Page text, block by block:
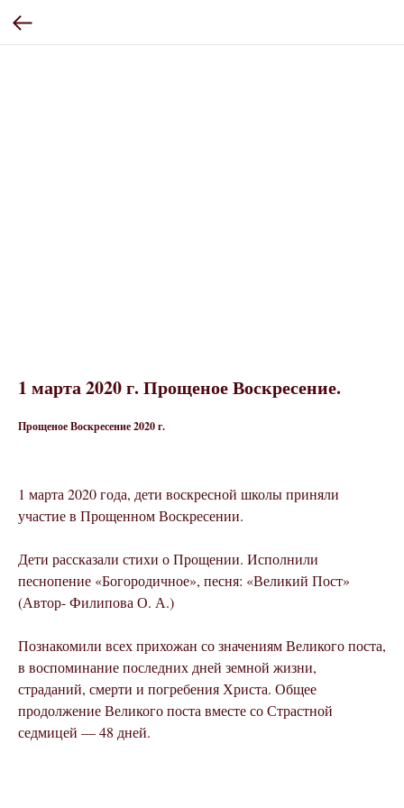
1 марта 2020 г. Прощеное Воскресение.
Прощеное Воскресение 2020 г.
1 марта 2020 года, дети воскресной школы приняли
участие в Прощенном Воскресении.
Дети рассказали стихи о Прощении. Исполнили
песнопение «Богородичное», песня: «Великий Пост»
(Автор- Филипова О. А.)
Познакомили всех прихожан со значениям Великого поста,
в воспоминание последних дней земной жизни,
страданий, смерти и погребения Христа. Общее
продолжение Великого поста вместе со Страстной
седмицей — 48 дней.